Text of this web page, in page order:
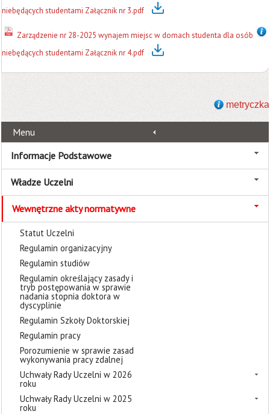
niebędących studentami Załącznik nr 3.pdf
Zarządzenie nr 28-2025 wynajem miejsc w domach studenta dla osób
niebędących studentami Załącznik nr 4.pdf
metryczka
Menu
Informacje Podstawowe
Władze Uczelni
Wewnętrzne akty normatywne
Statut Uczelni
Regulamin organizacyjny
Regulamin studiów
Regulamin określający zasady i
tryb postępowania w sprawie
nadania stopnia doktora w
dyscyplinie
Regulamin Szkoły Doktorskiej
Regulamin pracy
Porozumienie w sprawie zasad
wykonywania pracy zdalnej
Uchwały Rady Uczelni w 2026
roku
Uchwały Rady Uczelni w 2025
roku